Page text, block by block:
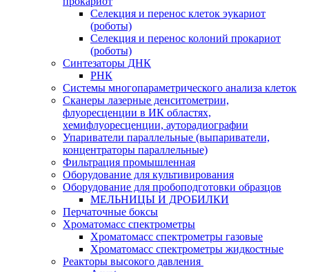
Селекция и перенос клеток эукариот
(роботы)
Селекция и перенос колоний прокариот
(роботы)
Синтезаторы ДНК
РНК
Системы многопараметрического анализа клеток
Сканеры лазерные денситометрии,
флуоресценции в ИК областях,
хемифлуоресценции, ауторадиографии
Упариватели параллельные (выпариватели,
концентраторы параллельные)
Фильтрация промышленная
Оборудование для культивирования
Оборудование для пробоподготовки образцов
МЕЛЬНИЦЫ И ДРОБИЛКИ
Перчаточные боксы
Хроматомасс спектрометры
Хроматомасс спектрометры газовые
Хроматомасс спектрометры жидкостные
Реакторы высокого давления